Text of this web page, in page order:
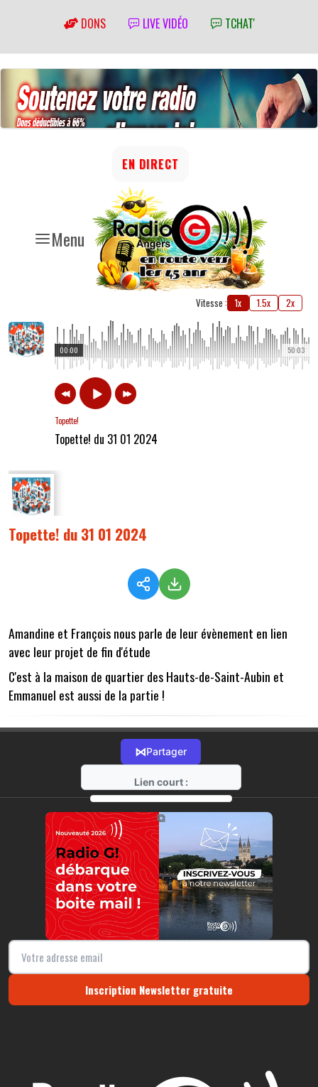
DONS LIVE VIDÉO TCHAT'
Menu
EN DIRECT
Vitesse : 1x 1.5x 2x
50:03
00:00
Topette!
Topette! du 31 01 2024
Topette! du 31 01 2024
Amandine et François nous parle de leur évènement en lien
avec leur projet de fin d'étude
C'est à la maison de quartier des Hauts-de-Saint-Aubin et
Emmanuel est aussi de la partie !
⋈Partager
Lien court :
https://radio-g.fr?13795
⧉
Inscription Newsletter gratuite